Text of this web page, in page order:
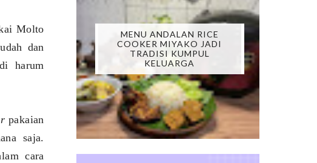
Molto
dan
harum
pakaian
saja.
cara
MENU ANDALAN RICE
COOKER MIYAKO JADI
TRADISI KUMPUL
KELUARGA